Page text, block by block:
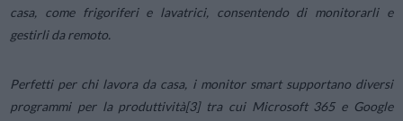
casa, come frigoriferi e lavatrici, consentendo di monitorarli e
gestirli da remoto.
Perfetti per chi lavora da casa, i monitor smart supportano diversi
programmi per la produttività[3] tra cui Microsoft 365 e Google